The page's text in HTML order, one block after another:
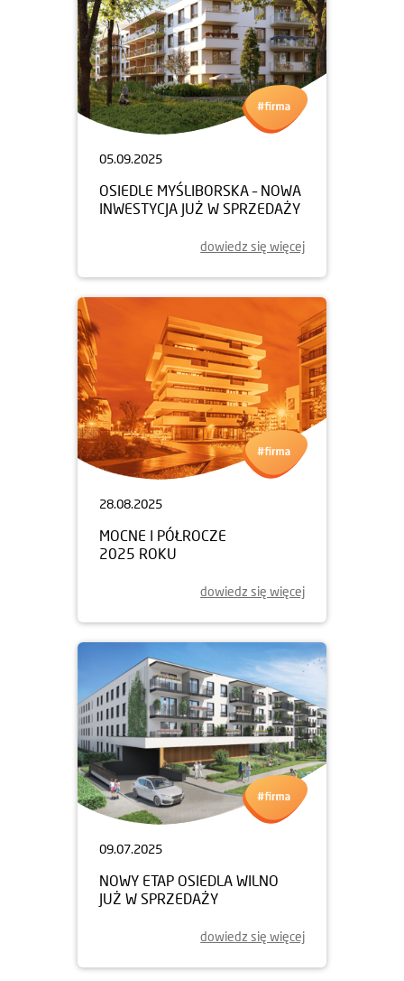
05.09.2025
OSIEDLE MYŚLIBORSKA – NOWA
INWESTYCJA JUŻ W SPRZEDAŻY
dowiedz się więcej
28.08.2025
MOCNE I PÓŁROCZE
2025 ROKU
dowiedz się więcej
09.07.2025
NOWY ETAP OSIEDLA WILNO
JUŻ W SPRZEDAŻY
dowiedz się więcej